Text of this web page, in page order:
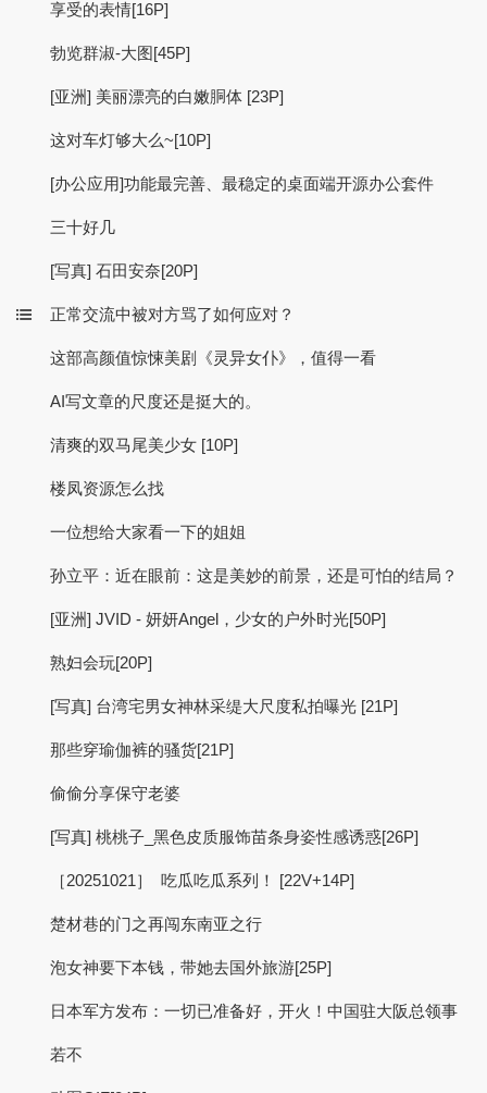
享受的表情[16P]
勃览群淑-大图[45P]
[亚洲] 美丽漂亮的白嫩胴体 [23P]
这对车灯够大么~[10P]
[办公应用]功能最完善、最稳定的桌面端开源办公套件
三十好几
[写真] 石田安奈[20P]
正常交流中被对方骂了如何应对？
这部高颜值惊悚美剧《灵异女仆》，值得一看
AI写文章的尺度还是挺大的。
清爽的双马尾美少女 [10P]
楼凤资源怎么找
一位想给大家看一下的姐姐
孙立平：近在眼前：这是美妙的前景，还是可怕的结局？
[亚洲] JVID - 妍妍Angel，少女的户外时光[50P]
熟妇会玩[20P]
[写真] 台湾宅男女神林采缇大尺度私拍曝光 [21P]
那些穿瑜伽裤的骚货[21P]
偷偷分享保守老婆
[写真] 桃桃子_黑色皮质服饰苗条身姿性感诱惑[26P]
［20251021］ 吃瓜吃瓜系列！ [22V+14P]
楚材巷的门之再闯东南亚之行
泡女神要下本钱，带她去国外旅游[25P]
日本军方发布：一切已准备好，开火！中国驻大阪总领事
若不